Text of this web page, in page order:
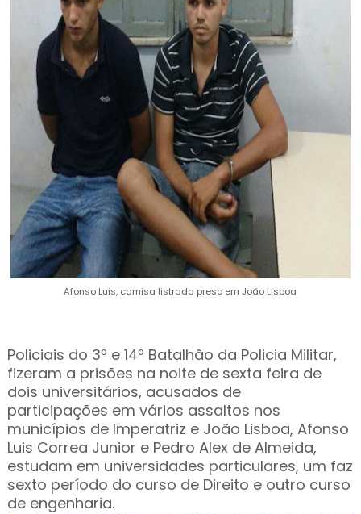
Afonso Luis, camisa listrada preso em João Lisboa
Policiais do 3º e 14º Batalhão da Policia Militar,
fizeram a prisões na noite de sexta feira de
dois universitários, acusados de
participações em vários assaltos nos
municípios de Imperatriz e João Lisboa, Afonso
Luis Correa Junior e Pedro Alex de Almeida,
estudam em universidades particulares, um faz
sexto período do curso de Direito e outro curso
de engenharia.